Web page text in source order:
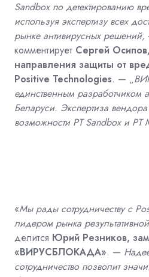
Sandbox по детектированию
используя экспертизу всех
рынке антивирусных решений,
комментирует Сергей
направления защиты от
Positive Technologies. — „
единственным разработчиком
Беларуси. Экспертиза
возможности PT Sandbox и PT
«Мы рады сотрудничеству с
лидером рынка
делится Юрий Резников,
«ВИРУСБЛОКАДА». —
сотрудничество позволит